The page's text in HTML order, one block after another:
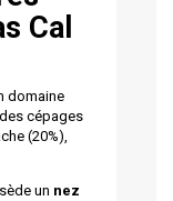
Cal
domaine
cépages
(20%),
un nez